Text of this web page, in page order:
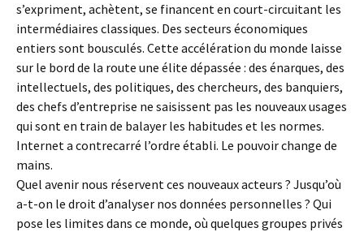
s’expriment, achètent, se financent en court-circuitant les
intermédiaires classiques. Des secteurs économiques
entiers sont bousculés. Cette accélération du monde laisse
sur le bord de la route une élite dépassée : des énarques, des
intellectuels, des politiques, des chercheurs, des banquiers,
des chefs d’entreprise ne saisissent pas les nouveaux usages
qui sont en train de balayer les habitudes et les normes.
Internet a contrecarré l’ordre établi. Le pouvoir change de
mains.
Quel avenir nous réservent ces nouveaux acteurs ? Jusqu’où
a-t-on le droit d’analyser nos données personnelles ? Qui
pose les limites dans ce monde, où quelques groupes privés